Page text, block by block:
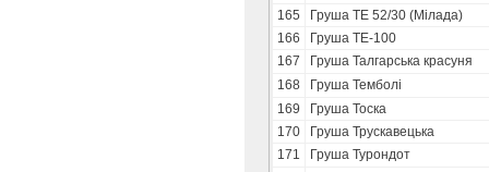
165
Груша ТЕ 52/30 (Мілада)
166
Груша ТЕ-100
167
Груша Талгарська красуня
168
Груша Темболі
169
Груша Тоска
170
Груша Трускавецька
171
Груша Турондот